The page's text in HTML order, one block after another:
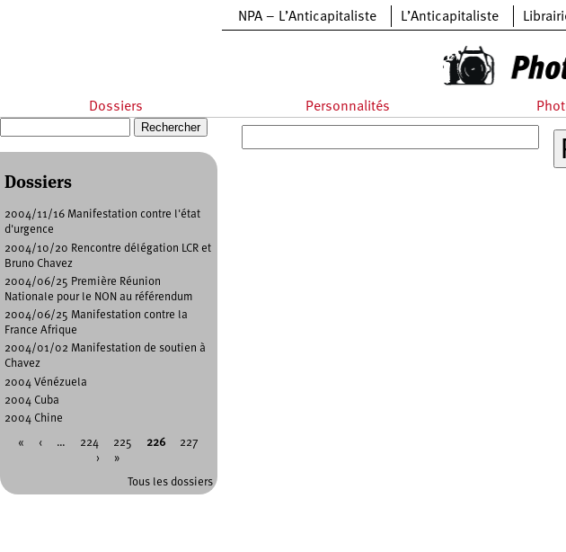
NPA – L’Anticapitaliste L’Anticapitaliste
Dossiers Personnalités
Formulaire de recherche
Dossiers
2004/11/16 Manifestation contre l'état
d'urgence
2004/10/20 Rencontre délégation LCR et
Bruno Chavez
2004/06/25 Première Réunion
Nationale pour le NON au référendum
2004/06/25 Manifestation contre la
France Afrique
2004/01/02 Manifestation de soutien à
Chavez
2004 Vénézuela
2004 Cuba
2004 Chine
« ‹ … 224 225 226
227
›
»
Tous les dossiers